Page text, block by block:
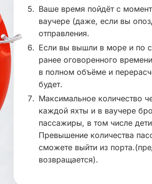
Ваше время пойдёт с
ваучере (даже, если вы
отправления.
Если вы вышли в море и по
ранее оговоренного
в полном объёме и
будет.
Максимальное количество
каждой яхты и в ваучере
пассажиры, в том числе
Превышение количества
сможете выйти из
возвращается).